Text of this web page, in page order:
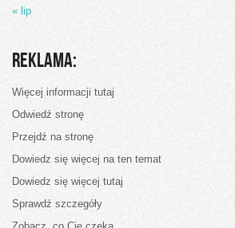
« lip
Reklama:
Więcej informacji tutaj
Odwiedź stronę
Przejdź na stronę
Dowiedz się więcej na ten temat
Dowiedz się więcej tutaj
Sprawdź szczegóły